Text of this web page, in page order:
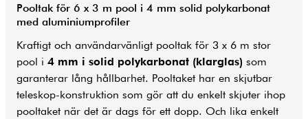
Pooltak för 6 x 3 m pool i 4 mm solid polykarbonat
med aluminiumprofiler
Kraftigt och användarvänligt pooltak för 3 x 6 m stor
pool i 4 mm i solid polykarbonat (klarglas) som
garanterar lång hållbarhet. Pooltaket har en skjutbar
teleskop-konstruktion som gör att du enkelt skjuter ihop
pooltaket när det är dags för ett dopp. Och lika enkelt